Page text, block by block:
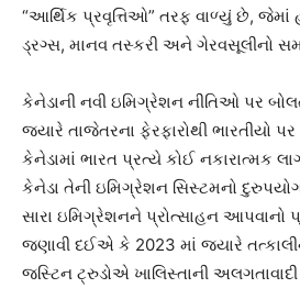
“આર્થિક પ્રવૃત્તિઓ” તરફ વાળ્યું છે, જેમાં
ડ્રગ્સ, માનવ તસ્કરી અને ગેરવસૂલીનો
કેનેડાની નવી ઇમિગ્રેશન નીતિઓ પર
જ્યારે તાજેતરના ફેરફારોથી ભારતીયો
કેનેડામાં ભારત પ્રત્યે કોઈ નકારાત્મક
કેનેડા તેની ઇમિગ્રેશન સિસ્ટમનો
સારા ઇમિગ્રેશનને પ્રોત્સાહન આપવાનો
જણાવી દઈએ કે 2023 માં જ્યારે
જસ્ટિન ટ્રુડોએ ખાલિસ્તાની